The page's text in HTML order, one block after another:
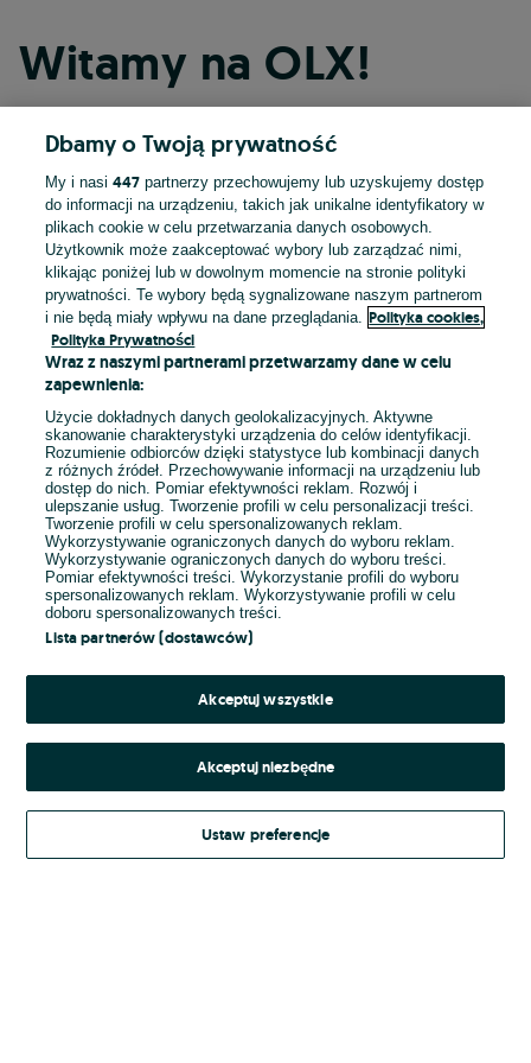
Witamy na OLX!
Kontynuuj przez Facebooka
Kontynuuj przez konto Apple
Kontynuuj przez konto Google
LUB
E-mail
Hasło
Kontynuując za pośrednictwem jednego z dostawców wskazanych powyżej,
Regulamin serwisu OLX.pl w jego aktualnym brzmieniu.
Dbamy o Twoją prywatność
My i nasi447 partnerzy przechowujemy lub uzyskujemy dostęp
do informacji na urządzeniu, takich jak unikalne identyfikatory w
plikach cookie w celu przetwarzania danych osobowych.
Użytkownik może zaakceptować wybory lub zarządzać nimi,
klikając poniżej lub w dowolnym momencie na stronie polityki
prywatności. Te wybory będą sygnalizowane naszym partnerom
i nie będą miały wpływu na dane przeglądania.
Polityka cookies,
Polityka Prywatności
Wraz z naszymi partnerami przetwarzamy dane w celu
zapewnienia:
Użycie dokładnych danych geolokalizacyjnych. Aktywne
skanowanie charakterystyki urządzenia do celów identyfikacji.
Rozumienie odbiorców dzięki statystyce lub kombinacji danych
z różnych źródeł. Przechowywanie informacji na urządzeniu lub
dostęp do nich. Pomiar efektywności reklam. Rozwój i
ulepszanie usług. Tworzenie profili w celu personalizacji treści.
Tworzenie profili w celu spersonalizowanych reklam.
Wykorzystywanie ograniczonych danych do wyboru reklam.
Wykorzystywanie ograniczonych danych do wyboru treści.
Pomiar efektywności treści. Wykorzystanie profili do wyboru
spersonalizowanych reklam. Wykorzystywanie profili w celu
doboru spersonalizowanych treści.
Lista partnerów (dostawców)
Akceptuj wszystkie
Akceptuj niezbędne
Ustaw preferencje